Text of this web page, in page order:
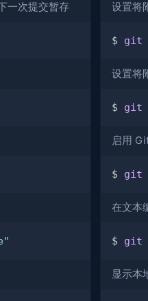
一次提交暂存 设置将
$ git
设置将
$ git
启用
$ git
在文本
$ git
显示本